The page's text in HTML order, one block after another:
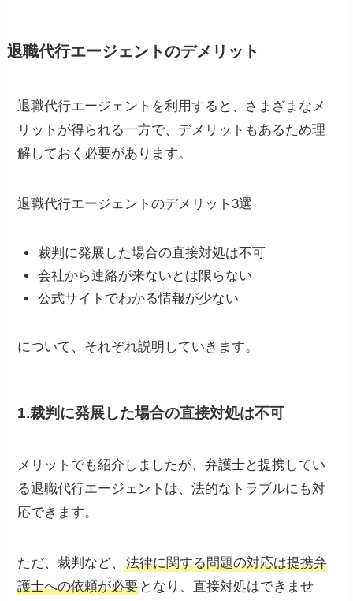
退職代行エージェントのデメリット
退職代行エージェントを利用すると、さまざまなメ
リットが得られる一方で、デメリットもあるため理
解しておく必要があります。
退職代行エージェントのデメリット3選
裁判に発展した場合の直接対処は不可
会社から連絡が来ないとは限らない
公式サイトでわかる情報が少ない
について、それぞれ説明していきます。
1.裁判に発展した場合の直接対処は不可
メリットでも紹介しましたが、弁護士と提携してい
る退職代行エージェントは、法的なトラブルにも対
応できます。
ただ、裁判など、法律に関する問題の対応は提携弁
護士への依頼が必要 となり、直接対処はできませ